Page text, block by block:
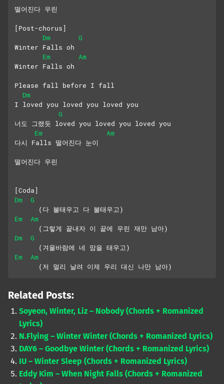
떨어진다 우린
[Post-chorus]
Dm
G
Winter Falls oh
Em
Am
Winter Falls oh
Please fall before I fall
Dm
I loved you loved you loved you
G
너도 그랬듯 loved you loved you loved you
Em
Am
다시 Falls 떨어진다 눈이
떨어진다 우린
[Coda]
Dm
G
      (다 불태우고 다 불태우고)
Em
Am
      (그렇게 끝내자 이 끝에 우린 재만 남아)
Dm
G
      (겨울바람에 네 맘을 태우고)
Em
Am
      (저 멀리 날려 이제 우리 대신 나만 남아)
Related Posts:
Soyeon, Winter, Liz – Nobody (Chords + Romanized
Lyrics)
N.Flying – Winter Winter (Chords + Romanized Lyrics)
DAY6 – Goodbye Winter (Chords + Romanized Lyrics)
IU – Winter Sleep (Chords + Romanized Lyrics)
Eddy Kim – When Night Falls (Chords + Romanized